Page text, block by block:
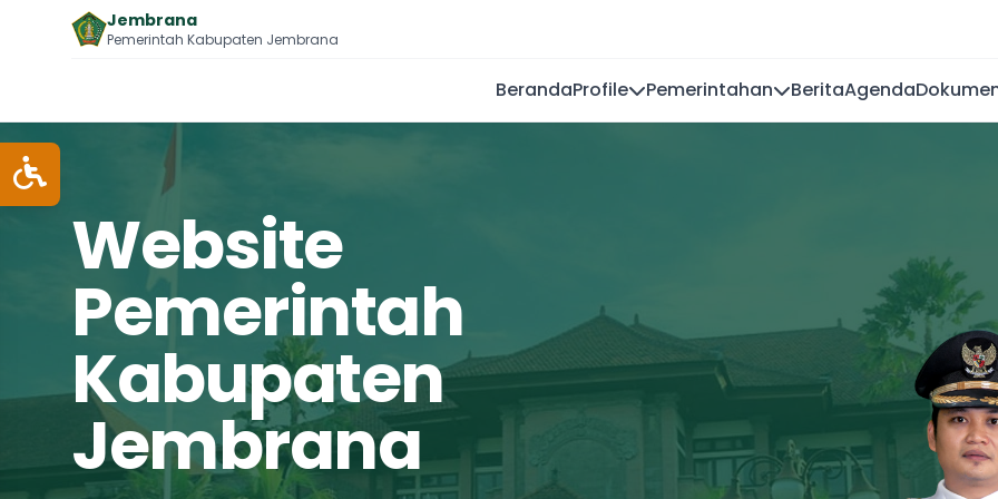
Jembrana
Pemerintah Kabupaten Jembrana
BerandaProfile Pemerintahan BeritaAgenda
Website
Pemerintah
Kabupaten
Jembrana